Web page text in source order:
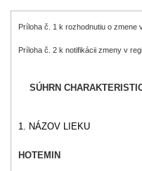
Príloha č. 1 k rozhodnutiu o zmene
Príloha č. 2 k notifikácii zmeny v
SÚHRN
1. NÁZOV LIEKU
HOTEMIN